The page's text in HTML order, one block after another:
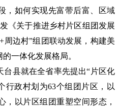
如何实现先富带后富、区域
《关于推进乡村片区组团发展
周边村”组团联动发展，构建美
一体化发展格局。
县就在全省率先提出“片区化
行政村划为63个组团片区，以
，以片区组团重塑空间形态，